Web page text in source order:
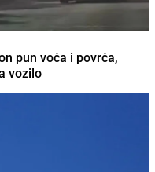
pun voća i povrća,
vozilo